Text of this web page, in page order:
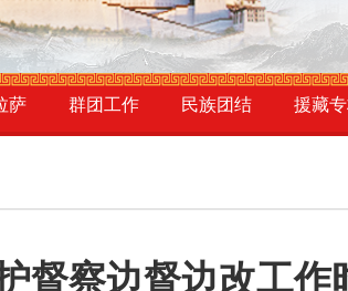
萨 群团工作 民族团结 援藏
督察边督边改工作